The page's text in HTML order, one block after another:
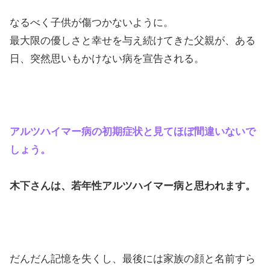
なるべく子供が傷つかないように。
最大限の優しさと幸せを与え続けてきた父親が、ある
日、突然思いもかけない病を宣告される。
アルツハイマー病の初期症状と見てほぼ間違いないで
しょう。
木下さんは、若年性アルツハイマー病と思われます。
だんだん記憶を失くし、最後には家族の顔と名前すら